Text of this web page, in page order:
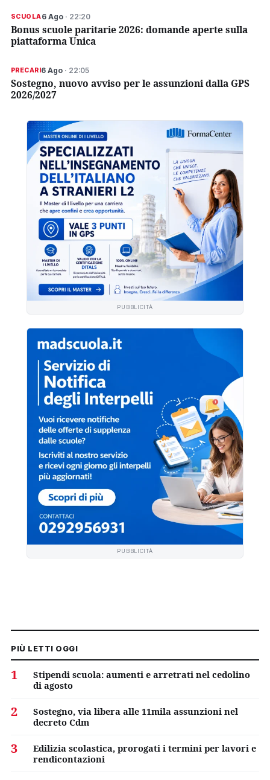
SCUOLA6 Ago· 22:20
Bonus scuole paritarie 2026: domande aperte sulla
piattaforma Unica
PRECARI6 Ago· 22:05
Sostegno, nuovo avviso per le assunzioni dalla GPS
2026/2027
PUBBLICITÀ
PUBBLICITÀ
PIÙ LETTI OGGI
1
Stipendi scuola: aumenti e arretrati nel cedolino
di agosto
2
Sostegno, via libera alle 11mila assunzioni nel
decreto Cdm
3
Edilizia scolastica, prorogati i termini per lavori e
rendicontazioni